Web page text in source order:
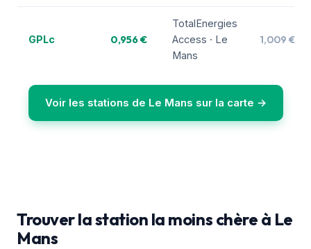
GPLc 0,956 €
TotalEnergies
Access · Le
Mans
1,009 €
Voir les stations de Le Mans sur la carte →
Trouver la station la moins chère à Le
Mans